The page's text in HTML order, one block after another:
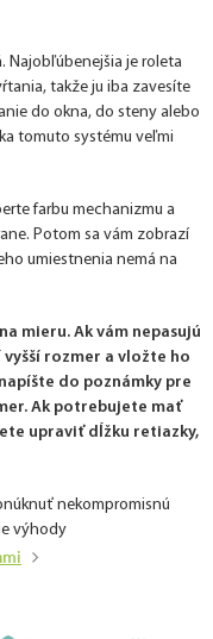
Najobľúbenejšia je roleta
takže ju iba zavesíte
do okna, do steny alebo
tomuto systému veľmi
farbu mechanizmu a
Potom sa vám zobrazí
umiestnenia nemá na
mieru. Ak vám nepasujú
rozmer a vložte ho
do poznámky pre
Ak potrebujete mať
upraviť dĺžku retiazky,
nekompromisnú
výhody